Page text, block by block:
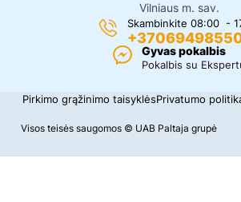
Vilniaus m. sav.
Skambinkite 08:00 -
Gyvas pokalbis
Pokalbis su
Visos teisės saugomos © UAB Paltaja grupė
Pirkimo grąžinimo taisyklėsPrivatumo